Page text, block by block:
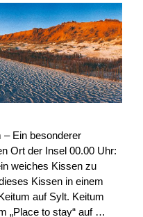
– Ein besonderer
Ort der Insel 00.00 Uhr:
weiches Kissen zu
Kissen in einem
auf Sylt. Keitum
„Place to stay“ auf …